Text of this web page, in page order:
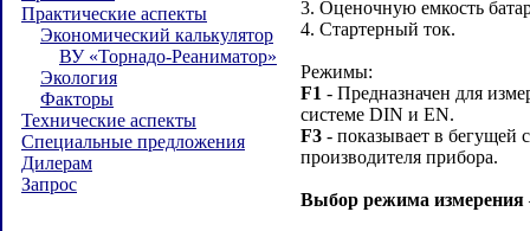
Практические аспекты
Экономический калькулятор
ВУ «Торнадо-Реаниматор»
Экология
Факторы
Технические аспекты
Специальные предложения
Дилерам
Запрос
3. Оценочную емкость
4. Стартерный ток.
Режимы:
F1 - Предназначен для
системе DIN и EN.
F3 - показывает в бегущей
производителя прибора.
Выбор режима измерения